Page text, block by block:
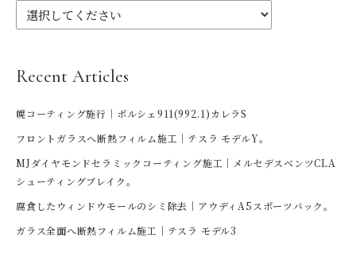
Recent Articles
幌コーティング施行｜ポルシェ911(992.1)カレラS
フロントガラスへ断熱フィルム施工｜テスラ モデルY。
MJダイヤモンドセラミックコーティング施工｜メルセデスベンツCLA
シューティングブレイク。
腐食したウィンドウモールのシミ除去｜アウディA5スポーツバック。
ガラス全面へ断熱フィルム施工｜テスラ モデル3